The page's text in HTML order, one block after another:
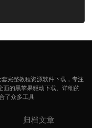
完整教程资源软件下载，专注
面的黑苹果驱动下载、详细的
了众多工具
归档文章